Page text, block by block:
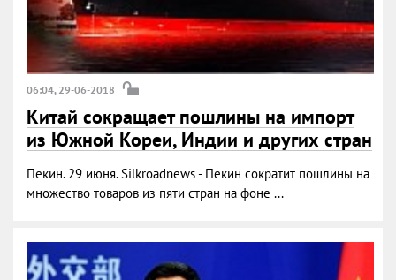
06:04, 29-06-2018
Китай сокращает пошлины на импорт
из Южной Кореи, Индии и других стран
Пекин. 29 июня. Silkroadnews - Пекин сократит пошлины на
множество товаров из пяти стран на фоне ...